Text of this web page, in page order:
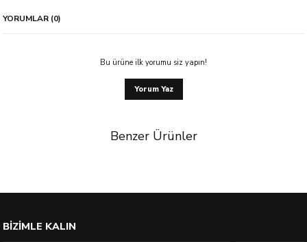
YORUMLAR (0)
Bu ürüne ilk yorumu siz yapın!
Yorum Yaz
Benzer Ürünler
BİZİMLE KALIN